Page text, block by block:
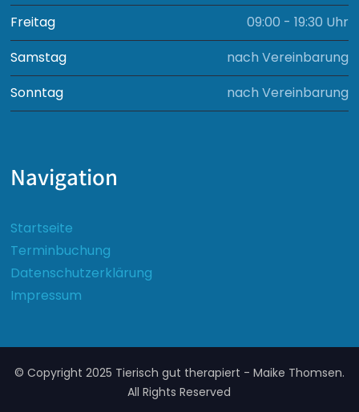
Freitag
09:00 - 19:30 Uhr
Samstag
nach Vereinbarung
Sonntag
nach Vereinbarung
Navigation
Startseite
Terminbuchung
Datenschutzerklärung
Impressum
© Copyright 2025 Tierisch gut therapiert - Maike Thomsen.
All Rights Reserved